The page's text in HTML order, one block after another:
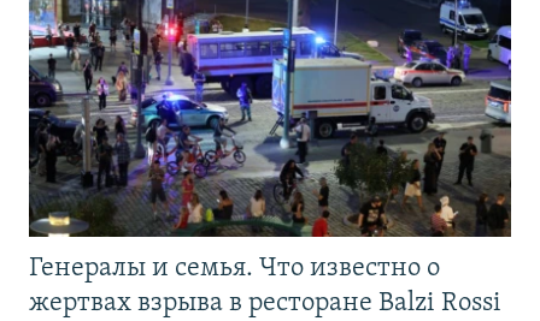
Генералы и семья. Что известно о
жертвах взрыва в ресторане Balzi Rossi